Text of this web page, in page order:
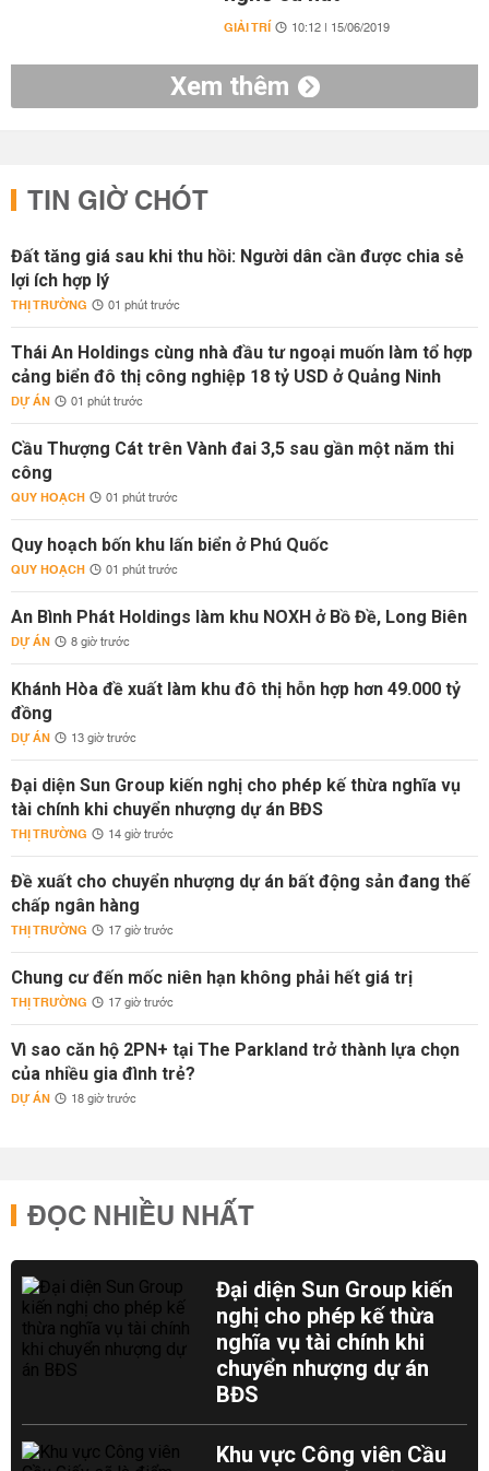
GIẢI TRÍ 10:12 | 15/06/2019
Xem thêm
TIN GIỜ CHÓT
Đất tăng giá sau khi thu hồi: Người dân cần được chia sẻ
lợi ích hợp lý
THỊ TRƯỜNG 01 phút trước
Thái An Holdings cùng nhà đầu tư ngoại muốn làm tổ hợp
cảng biển đô thị công nghiệp 18 tỷ USD ở Quảng Ninh
DỰ ÁN 01 phút trước
Cầu Thượng Cát trên Vành đai 3,5 sau gần một năm thi
công
QUY HOẠCH 01 phút trước
Quy hoạch bốn khu lấn biển ở Phú Quốc
QUY HOẠCH 01 phút trước
An Bình Phát Holdings làm khu NOXH ở Bồ Đề, Long Biên
DỰ ÁN 8 giờ trước
Khánh Hòa đề xuất làm khu đô thị hỗn hợp hơn 49.000 tỷ
đồng
DỰ ÁN 13 giờ trước
Đại diện Sun Group kiến nghị cho phép kế thừa nghĩa vụ
tài chính khi chuyển nhượng dự án BĐS
THỊ TRƯỜNG 14 giờ trước
Đề xuất cho chuyển nhượng dự án bất động sản đang thế
chấp ngân hàng
THỊ TRƯỜNG 17 giờ trước
Chung cư đến mốc niên hạn không phải hết giá trị
THỊ TRƯỜNG 17 giờ trước
Vì sao căn hộ 2PN+ tại The Parkland trở thành lựa chọn
của nhiều gia đình trẻ?
DỰ ÁN 18 giờ trước
ĐỌC NHIỀU NHẤT
Đại diện Sun Group kiến
nghị cho phép kế thừa
nghĩa vụ tài chính khi
chuyển nhượng dự án
BĐS
Khu vực Công viên Cầu